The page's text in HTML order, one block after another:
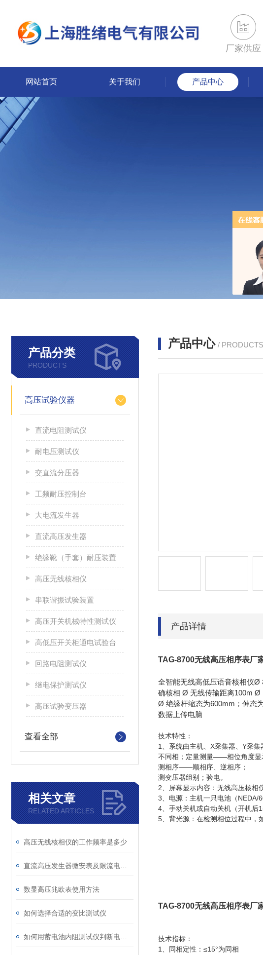
厂家供应
网站首页 关于我们 产品中心
产品分类
PRODUCTS
高压试验仪器
直流电阻测试仪
耐电压测试仪
交直流分压器
工频耐压控制台
大电流发生器
直流高压发生器
绝缘靴（手套）耐压装置
高压无线核相仪
串联谐振试验装置
高压开关机械特性测试仪
高低压开关柜通电试验台
回路电阻测试仪
继电保护测试仪
高压试验变压器
查看全部
相关文章
RELATED ARTICLES
高压无线核相仪的工作频率是多少
数显高压兆欧表使用方法
如何选择合适的变比测试仪
产品中心 / PRODUCTS
产品详情
TAG-8700无线高压相序表厂
全智能无线高低压语音核相仪
确核相 Ø 无线传输距离100m Ø
Ø 绝缘杆缩态为600mm；伸态
数据上传电脑
技术特性：
1、系统由主机、X采集器、Y采
不同相；定量测量——相位角度显
测相序——顺相序、逆相序；
测变压器组别；验电。
2、屏幕显示内容：无线高压核相
3、电源：主机一只电池（NEDA/
4、手动关机或自动关机（开机后
5、背光源：在检测相位过程中，
TAG-8700无线高压相序表厂
技术指标：
1、同相定性：≤15°为同相